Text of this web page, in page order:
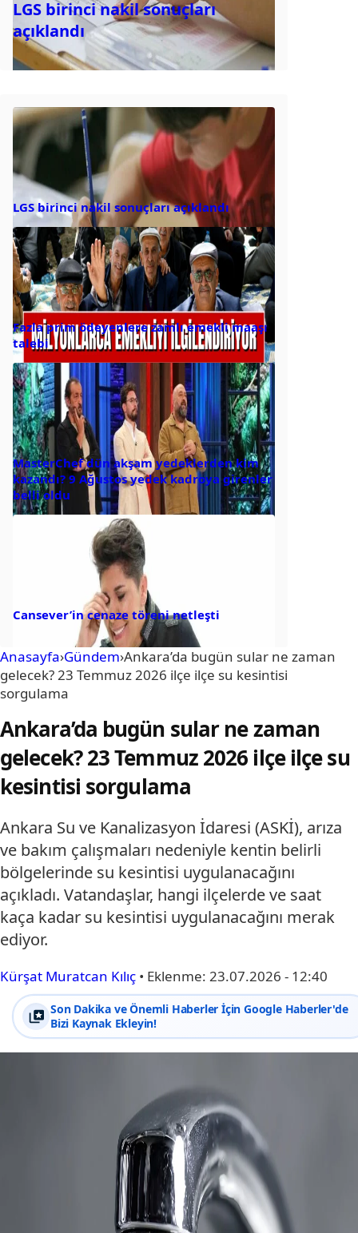
LGS birinci nakil sonuçları
açıklandı
LGS birinci nakil sonuçları açıklandı
Fazla prim ödeyenlere zamlı emekli maaşı
talebi
MasterChef dün akşam yedeklerden kim
kazandı? 9 Ağustos yedek kadroya girenler
belli oldu
Cansever’in cenaze töreni netleşti
Anasayfa›Gündem›Ankara’da bugün sular ne zaman
gelecek? 23 Temmuz 2026 ilçe ilçe su kesintisi
sorgulama
Ankara’da bugün sular ne zaman
gelecek? 23 Temmuz 2026 ilçe ilçe su
kesintisi sorgulama
Ankara Su ve Kanalizasyon İdaresi (ASKİ), arıza
ve bakım çalışmaları nedeniyle kentin belirli
bölgelerinde su kesintisi uygulanacağını
açıkladı. Vatandaşlar, hangi ilçelerde ve saat
kaça kadar su kesintisi uygulanacağını merak
ediyor.
Kürşat Muratcan Kılıç • Eklenme: 23.07.2026 - 12:40
Son Dakika ve Önemli Haberler İçin Google Haberler'de
Bizi Kaynak Ekleyin!